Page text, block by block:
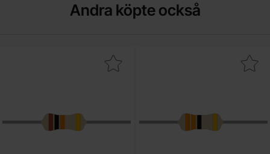
Andra köpte också
motstånd kolfilm 0.25W 10kohm (10k) som favorit
Makera motstånd kolfilm 0.25W